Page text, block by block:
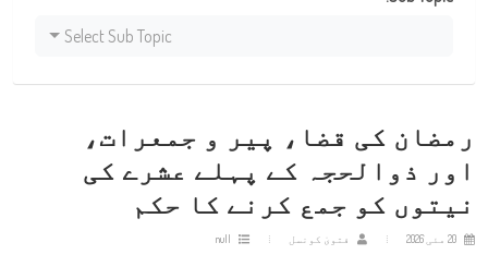
Select Sub Topic
رمضان کی قضا، پیر و جمعرات،
اور ذوالحجہ کے پہلے عشرے کی
نیتوں کو جمع کرنے کا حکم
فتویٰ کونسل